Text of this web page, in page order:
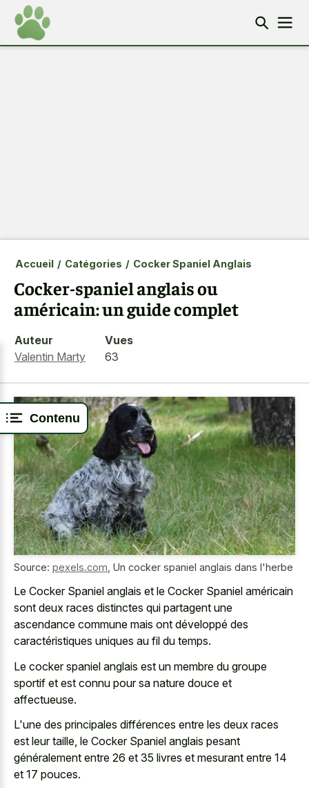
Contenu
Accueil / Catégories / Cocker Spaniel Anglais
Cocker-spaniel anglais ou
américain: un guide complet
Auteur
Valentin Marty
Vues
63
Source: pexels.com Un cocker spaniel anglais dans l'herbe
Le Cocker Spaniel anglais et le Cocker Spaniel américain
sont deux races distinctes qui partagent une
ascendance commune mais ont développé des
caractéristiques uniques au fil du temps.
Le cocker spaniel anglais est un membre du groupe
sportif et est connu pour sa nature douce et
affectueuse.
L'une des principales différences entre les deux races
est leur taille, le Cocker Spaniel anglais pesant
généralement entre 26 et 35 livres et mesurant entre 14
et 17 pouces.